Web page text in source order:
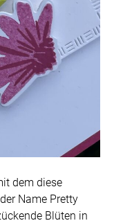
dem diese
Name Pretty
Blüten in